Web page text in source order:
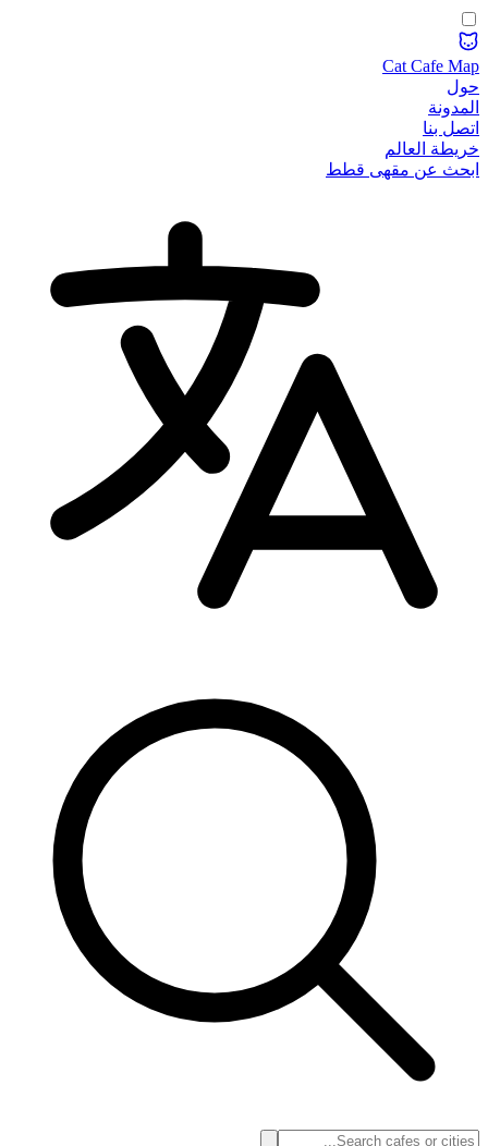
Cat Cafe Map
حول
المدونة
اتصل بنا
خريطة العالم
ابحث عن مقهى قطط